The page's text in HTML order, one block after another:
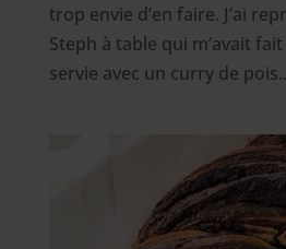
trop envie d’en faire. J’ai
Steph à table qui m’avait fait
servie avec un curry de